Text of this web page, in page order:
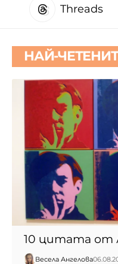
Threads
НАЙ-
10 цитата от
Весела Ангелова